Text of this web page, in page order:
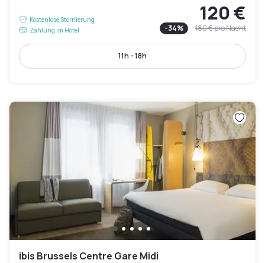
Kostenlose Stornierung
Zahlung im Hotel
120 €
-34% 180 €pro Nacht
11h - 18h
ibis Brussels Centre Gare Midi